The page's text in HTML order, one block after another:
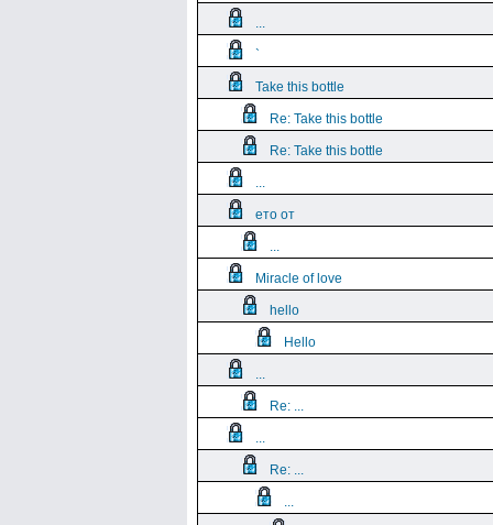
...
`
Take this bottle
Re: Take this bottle
Re: Take this bottle
...
ето от
...
Miracle of love
hello
Hello
...
Re: ...
...
Re: ...
...